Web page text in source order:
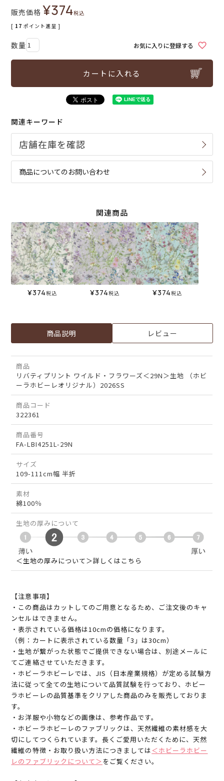
販売価格 ¥374税込
[ 17 ポイント進呈 ]
お気に入りに登録する
カートに入れる
関連キーワード
商品についてのお問い合わせ
関連商品
¥374税込 ¥374税込 ¥374税込
商品説明 レビュー
商品
リバティプリント ワイルド・フラワーズ＜29N＞生地 （ホビ
ーラホビーレオリジナル）2026SS
商品コード
322361
商品番号
FA-LBI4251L-29N
サイズ
109-111cm幅 半折
素材
綿100％
生地の厚みについて
＜生地の厚みについて＞詳しくはこちら
【注意事項】
・この商品はカットしてのご用意となるため、ご注文後のキャ
ンセルはできません。
・表示されている価格は10cmの価格になります。
（例：カートに表示されている数量「3」は30cm）
・生地が繋がった状態でご提供できない場合は、別途メールに
てご連絡させていただきます。
・ホビーラホビーレでは、JIS（日本産業規格）が定める試験方
法に従って全ての生地について品質試験を行っており、ホビー
ラホビーレの品質基準をクリアした商品のみを販売しておりま
す。
・お洋服や小物などの画像は、参考作品です。
・ホビーラホビーレのファブリックは、天然繊維の素材感を大
切にしてつくられています。長くご愛用いただくために、天然
繊維の特徴・お取り扱い方法につきましては＜ホビーラホビー
レのファブリックについて＞ をご覧ください。